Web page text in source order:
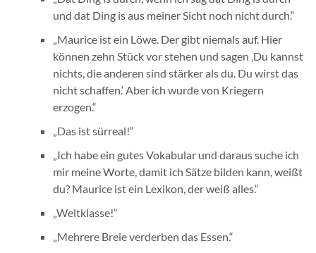
und dat Ding is aus meiner Sicht noch nicht durch.“
„Maurice ist ein Löwe. Der gibt niemals auf. Hier
können zehn Stück vor stehen und sagen ‚Du kannst
nichts, die anderen sind stärker als du. Du wirst das
nicht schaffen.‘ Aber ich wurde von Kriegern
erzogen.“
„Das ist sürreal!“
„Ich habe ein gutes Vokabular und daraus suche ich
mir meine Worte, damit ich Sätze bilden kann, weißt
du? Maurice ist ein Lexikon, der weiß alles.“
„Weltklasse!“
„Mehrere Breie verderben das Essen.“